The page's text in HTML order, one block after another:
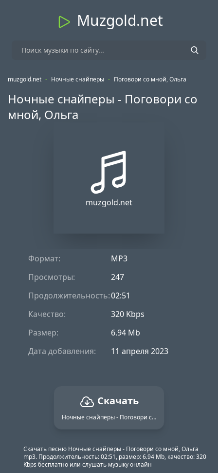
Muzgold.net
muzgold.net - Ночные снайперы - Поговори со мной, Ольга
Ночные снайперы - Поговори со
мной, Ольга
muzgold.net
Формат:
MP3
Просмотры:
247
Продолжительность:02:51
Качество:
320 Kbps
Размер:
6.94 Mb
Дата добавления:
11 апреля 2023
Скачать
Ночные снайперы - Поговори со мной, Ольга
Скачать песню Ночные снайперы - Поговори со мной, Ольга
mp3. Продолжительность: 02:51, размер: 6.94 Mb, качество: 320
Kbps бесплатно или слушать музыку онлайн